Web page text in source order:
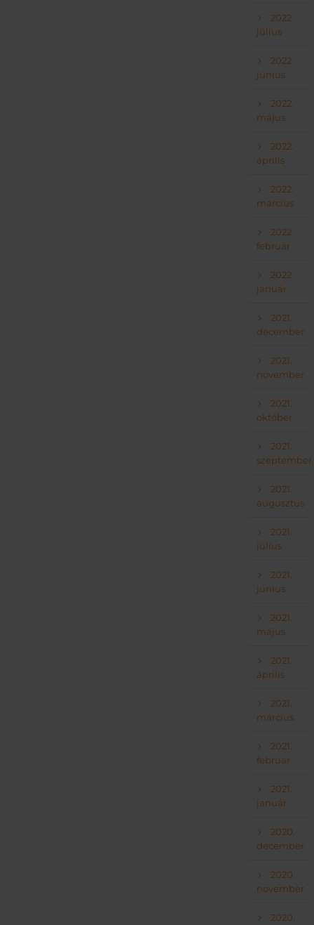
2022.
július
2022.
június
2022.
május
2022.
április
2022.
március
2022.
február
2022.
január
2021.
december
2021.
november
2021.
október
2021.
szeptember
2021.
augusztus
2021.
július
2021.
június
2021.
május
2021.
április
2021.
március
2021.
február
2021.
január
2020.
december
2020.
november
2020.